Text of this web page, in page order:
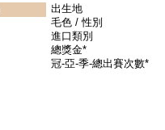
出生地
毛色 / 性別
進口類別
總獎金*
冠-亞-季-總出賽次數*